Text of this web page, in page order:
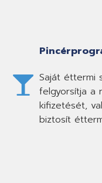
Saját éttermi
felgyorsítja a
kifizetését,
biztosít